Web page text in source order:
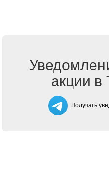
акции в
Получать